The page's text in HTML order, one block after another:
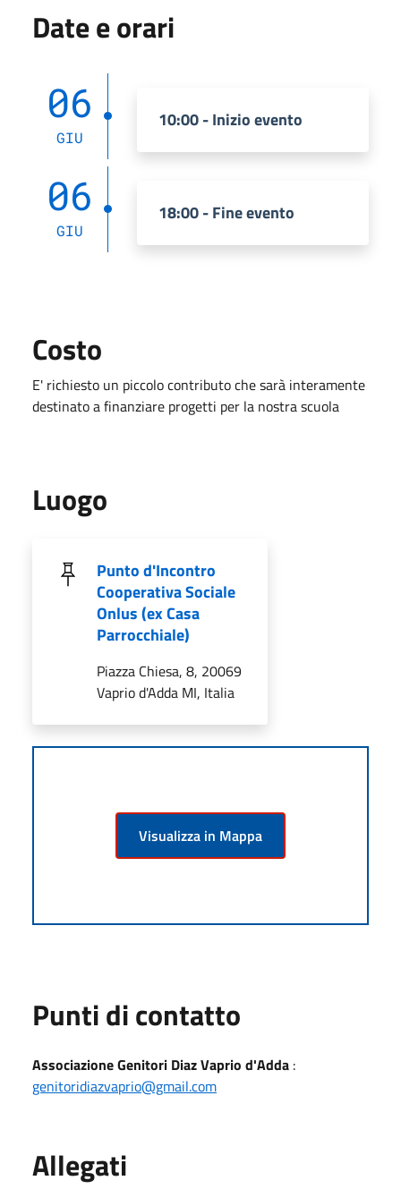
Date e orari
06
GIU
10:00 - Inizio evento
06
GIU
18:00 - Fine evento
Costo
E' richiesto un piccolo contributo che sarà interamente
destinato a finanziare progetti per la nostra scuola
Luogo
Punto d'Incontro
Cooperativa Sociale
Onlus (ex Casa
Parrocchiale)
Piazza Chiesa, 8, 20069
Vaprio d'Adda MI, Italia
Visualizza in Mappa
Punti di contatto
Associazione Genitori Diaz Vaprio d'Adda :
genitoridiazvaprio@gmail.com
Allegati